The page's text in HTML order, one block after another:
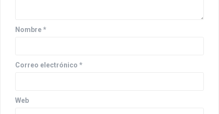
t
a
a
Nombre*
Correo electrónico *
Web